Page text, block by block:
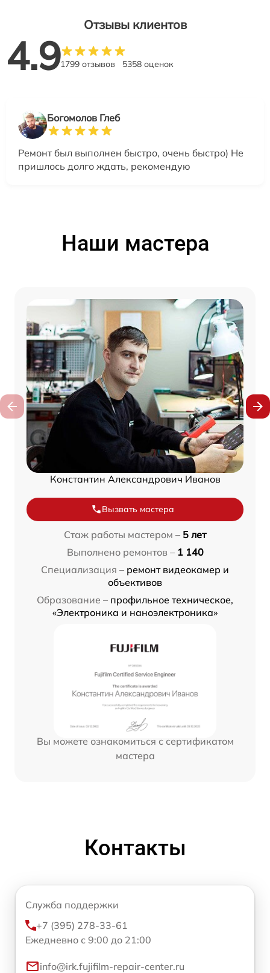
Отзывы клиентов
4.91799 отзывов 5358 оценок
Богомолов Глеб
Ремонт был выполнен быстро, очень быстро) Не
пришлось долго ждать, рекомендую
Наши мастера
Константин Александрович Иванов
Вызвать мастера
Стаж работы мастером – 5 лет
Выполнено ремонтов – 1 140
Специализация – ремонт видеокамер и
объективов
Образование – профильное техническое,
«Электроника и наноэлектроника»
Вы можете ознакомиться с сертификатом
мастера
Контакты
Служба поддержки
+7 (395) 278-33-61
Ежедневно с 9:00 до 21:00
info@irk.fujifilm-repair-center.ru